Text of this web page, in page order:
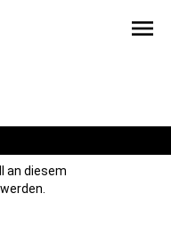
menu
an diesem